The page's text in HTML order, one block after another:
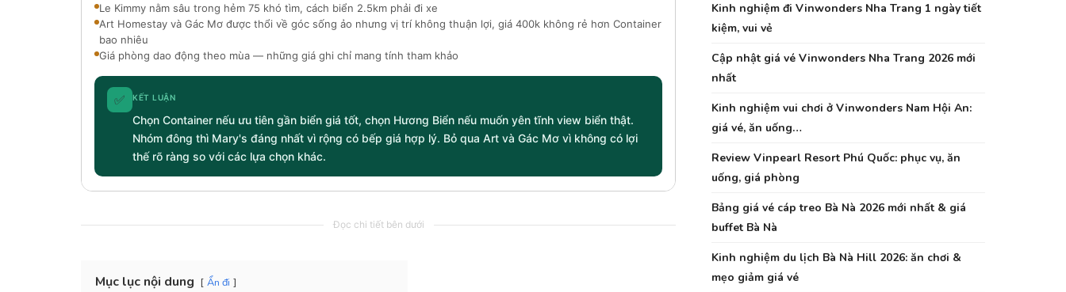
Le Kimmy nằm sâu trong hẻm 75 khó tìm, cách biển 2.5km phải đi xe
Art Homestay và Gác Mơ được thổi về góc sống ảo nhưng vị trí không thuận lợi, giá 400k không rẻ hơn Container
bao nhiêu
Giá phòng dao động theo mùa — những giá ghi chỉ mang tính tham khảo
✅ KẾT LUẬN
Chọn Container nếu ưu tiên gần biển giá tốt, chọn Hương Biển nếu muốn yên tĩnh view biển thật.
Nhóm đông thì Mary's đáng nhất vì rộng có bếp giá hợp lý. Bỏ qua Art và Gác Mơ vì không có lợi
thế rõ ràng so với các lựa chọn khác.
Đọc chi tiết bên dưới
Mục lục nội dung Ẩn đi
Kinh nghiệm đi Vinwonders Nha Trang 1 ngày tiết
kiệm, vui vẻ
Cập nhật giá vé Vinwonders Nha Trang 2026 mới
nhất
Kinh nghiệm vui chơi ở Vinwonders Nam Hội An:
giá vé, ăn uống…
Review Vinpearl Resort Phú Quốc: phục vụ, ăn
uống, giá phòng
Bảng giá vé cáp treo Bà Nà 2026 mới nhất & giá
buffet Bà Nà
Kinh nghiệm du lịch Bà Nà Hill 2026: ăn chơi &
mẹo giảm giá vé